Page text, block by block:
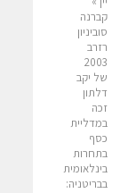
קברנה
סוביניון
רזרב
2003
של יקב
דלתון
זכה
במדליית
כסף
בתחרות
בינלאומית
בבריטניה: